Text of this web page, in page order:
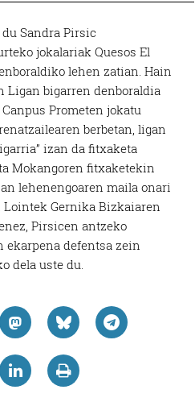
Sandra Pirsic
jokalariak Quesos El
lehen zatian. Hain
Ligan bigarren denboraldia
Prometen jokatu
berbetan, ligan
izan da fitxaketa
Mokangoren fitxaketekin
lehenengoaren maila onari
Lointek Gernika Bizkaiaren
Pirsicen antzeko
ekarpena defentsa zein
dela uste du.